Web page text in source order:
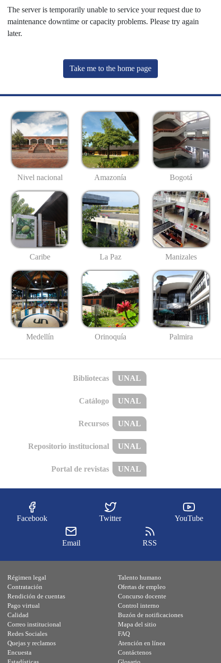
The server is temporarily unable to service your request due to
maintenance downtime or capacity problems. Please try again
later.
Take me to the home page
Nivel nacional Amazonía Bogotá
Caribe La Paz Manizales
Medellín Orinoquía Palmira
Bibliotecas UNAL
Catálogo UNAL
Recursos UNAL
Repositorio institucional UNAL
Portal de revistas UNAL
Facebook Twitter YouTube
Email RSS
Régimen legal
Contratación
Rendición de cuentas
Pago virtual
Calidad
Talento humano
Ofertas de empleo
Concurso docente
Control interno
Buzón de notificaciones
Correo institucional
Redes Sociales
Quejas y reclamos
Encuesta
Mapa del sitio
FAQ
Atención en línea
Contáctenos